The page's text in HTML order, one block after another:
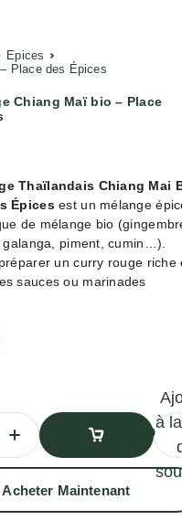
Epices
Place des Épices
Chiang Maï bio – Place
Thaïlandais Chiang Mai
Épicesest un mélange
de mélange bio
piment, cumin…).
un curry rouge riche
sauces ou marinades
Au
à
Acheter Maintenant